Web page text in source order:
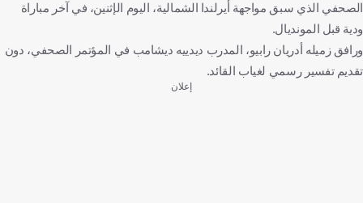
الصحفي الذي سبق مواجهة أيرلندا الشمالية، اليوم الإثنين، في آخر مباراة
ودية قبل المونديال.
ورافق زميله أدريان رابيو، المدرب ديدييه ديشامب في المؤتمر الصحفي، دون
تقديم تفسير رسمي لغياب القائد.
إعلان